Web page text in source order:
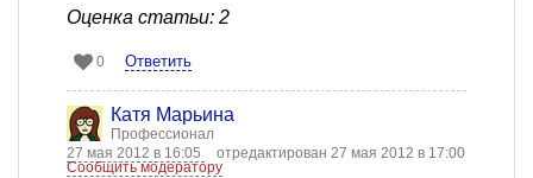
Оценка статьи: 2
0 Ответить
Катя Марьина
Профессионал
27 мая 2012 в 16:05
отредактирован 27 мая 2012 в 17:00
Сообщить модератору